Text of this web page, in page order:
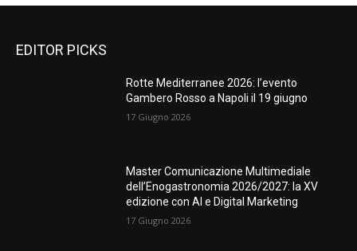
EDITOR PICKS
Rotte Mediterranee 2026: l’evento
Gambero Rosso a Napoli il 19 giugno
17 Giugno 2026
Master Comunicazione Multimediale
dell’Enogastronomia 2026/2027: la XV
edizione con AI e Digital Marketing
17 Giugno 2026